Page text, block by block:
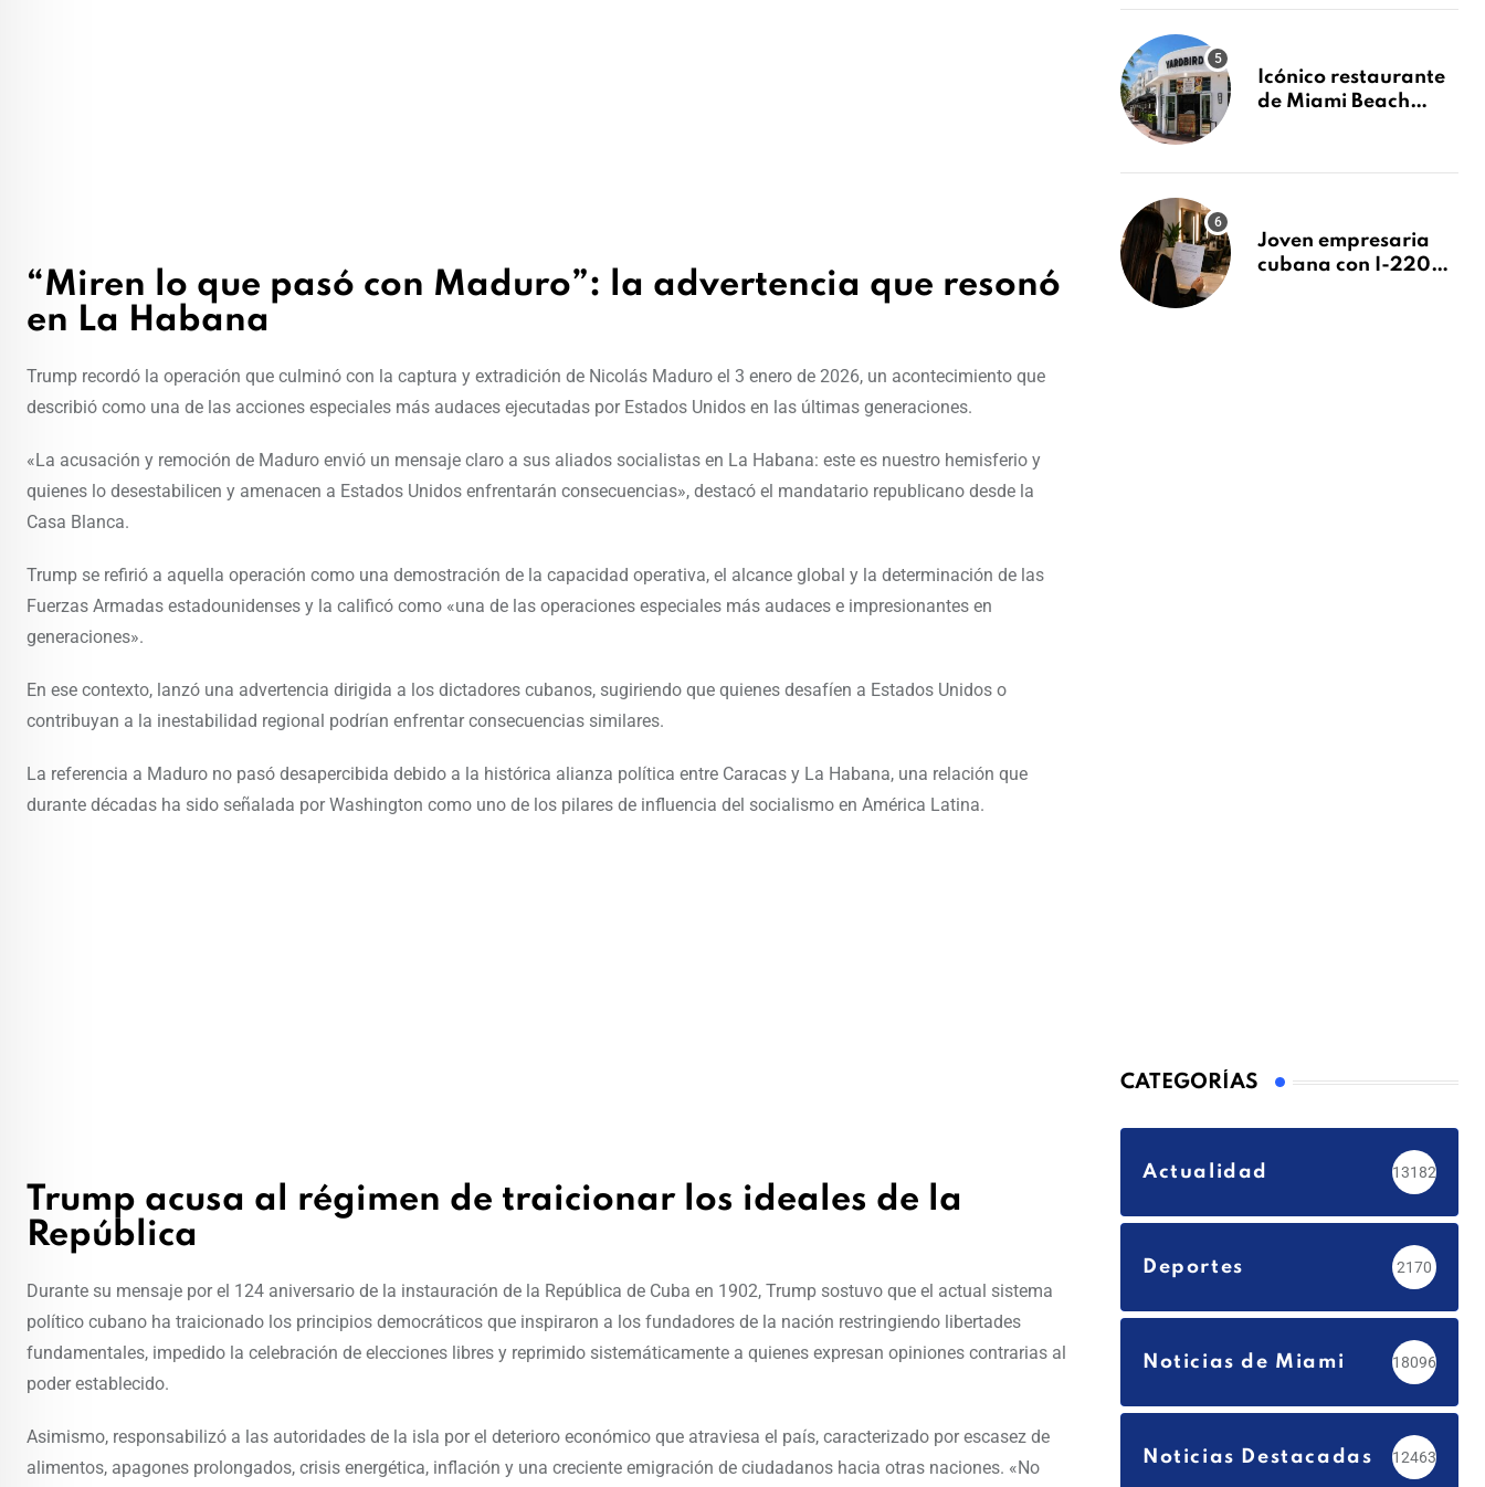
“Miren lo que pasó con Maduro”: la advertencia que resonó
en La Habana
Trump recordó la operación que culminó con la captura y extradición de Nicolás Maduro el 3 enero de 2026, un acontecimiento que
describió como una de las acciones especiales más audaces ejecutadas por Estados Unidos en las últimas generaciones.
«La acusación y remoción de Maduro envió un mensaje claro a sus aliados socialistas en La Habana: este es nuestro hemisferio y
quienes lo desestabilicen y amenacen a Estados Unidos enfrentarán consecuencias», destacó el mandatario republicano desde la
Casa Blanca.
Trump se refirió a aquella operación como una demostración de la capacidad operativa, el alcance global y la determinación de las
Fuerzas Armadas estadounidenses y la calificó como «una de las operaciones especiales más audaces e impresionantes en
generaciones».
En ese contexto, lanzó una advertencia dirigida a los dictadores cubanos, sugiriendo que quienes desafíen a Estados Unidos o
contribuyan a la inestabilidad regional podrían enfrentar consecuencias similares.
La referencia a Maduro no pasó desapercibida debido a la histórica alianza política entre Caracas y La Habana, una relación que
durante décadas ha sido señalada por Washington como uno de los pilares de influencia del socialismo en América Latina.
Trump acusa al régimen de traicionar los ideales de la
República
Durante su mensaje por el 124 aniversario de la instauración de la República de Cuba en 1902, Trump sostuvo que el actual sistema
político cubano ha traicionado los principios democráticos que inspiraron a los fundadores de la nación restringiendo libertades
fundamentales, impedido la celebración de elecciones libres y reprimido sistemáticamente a quienes expresan opiniones contrarias al
poder establecido.
Asimismo, responsabilizó a las autoridades de la isla por el deterioro económico que atraviesa el país, caracterizado por escasez de
alimentos, apagones prolongados, crisis energética, inflación y una creciente emigración de ciudadanos hacia otras naciones. «No
millones de
Icónico restaurante
de Miami Beach
después de 15 años
Joven empresaria
cubana con I-220A
CATEGORÍAS
Actualidad 13182
Deportes 2170
Noticias de Miami 18096
Noticias Destacadas 12463